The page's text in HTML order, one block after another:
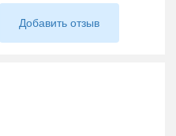
Добавить отзыв